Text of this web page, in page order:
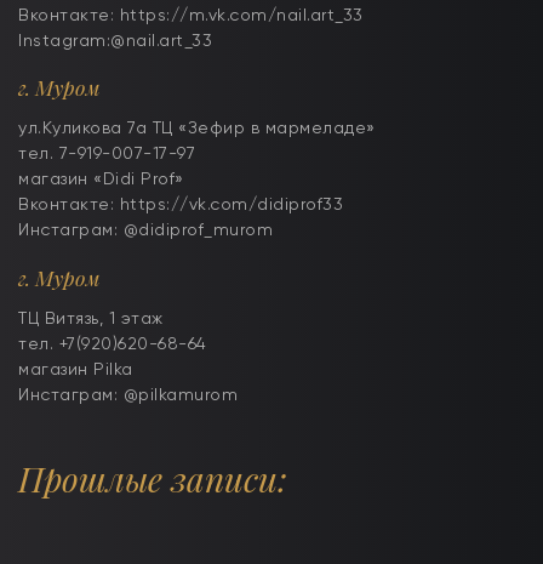
Вконтакте: https://m.vk.com/nail.art_33
Instagram:@nail.art_33
г. Муром
ул.Куликова 7а ТЦ «Зефир в мармеладе»
тел. 7-919-007-17-97
магазин «Didi Prof»
Вконтакте: https://vk.com/didiprof33
Инстаграм: @didiprof_murom
г. Муром
ТЦ Витязь, 1 этаж
тел. +7(920)620-68-64
магазин Pilka
Инстаграм: @pilkamurom
Прошлые записи: